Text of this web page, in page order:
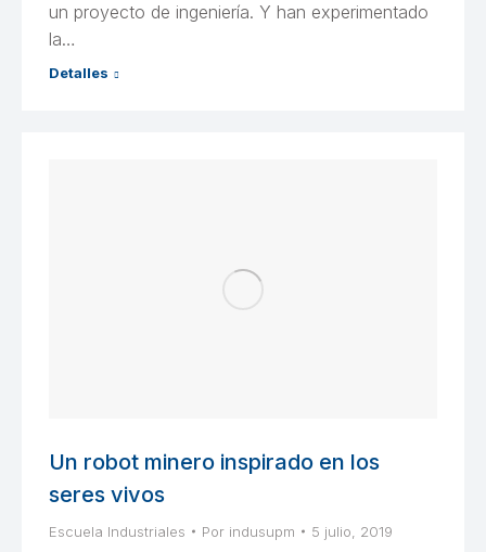
un proyecto de ingeniería. Y han experimentado
la…
Detalles
Un robot minero inspirado en los
seres vivos
Escuela Industriales Por indusupm 5 julio, 2019